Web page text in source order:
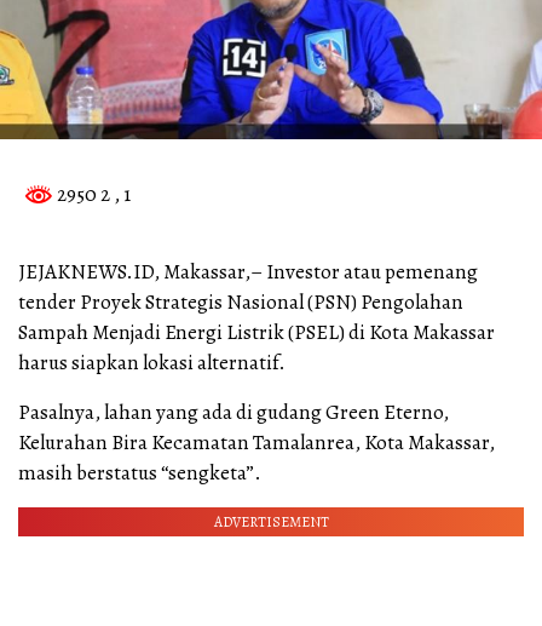
2950 2 , 1
JEJAKNEWS.ID, Makassar,– Investor atau pemenang
tender Proyek Strategis Nasional (PSN) Pengolahan
Sampah Menjadi Energi Listrik (PSEL) di Kota Makassar
harus siapkan lokasi alternatif.
Pasalnya, lahan yang ada di gudang Green Eterno,
Kelurahan Bira Kecamatan Tamalanrea, Kota Makassar,
masih berstatus “sengketa”.
ADVERTISEMENT